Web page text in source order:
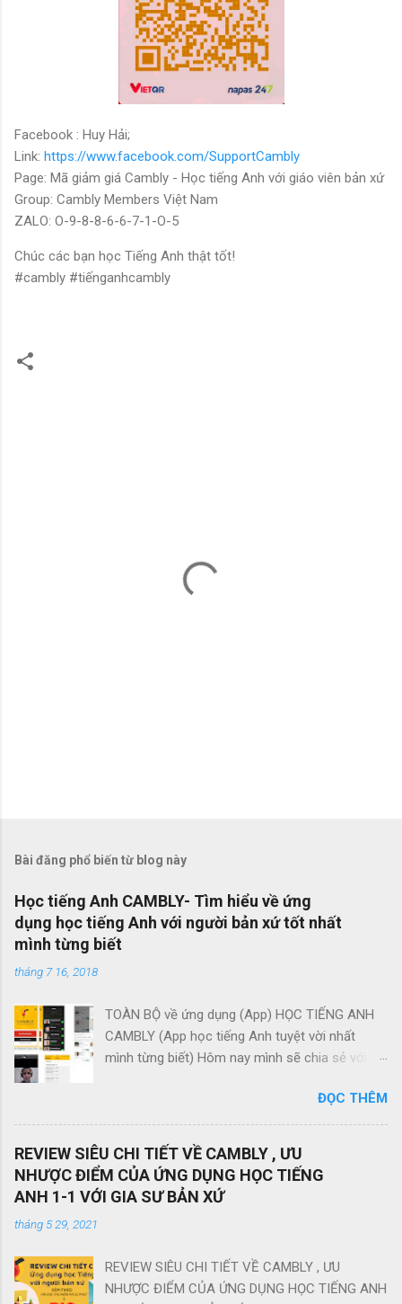
Facebook : Huy Hải;
Link: https://www.facebook.com/SupportCambly
Page: Mã giảm giá Cambly - Học tiếng Anh với giáo viên bản xứ
Group: Cambly Members Việt Nam
ZALO: O-9-8-8-6-6-7-1-O-5
Chúc các bạn học Tiếng Anh thật tốt!
#cambly #tiếnganhcambly
Bài đăng phổ biến từ blog này
Học tiếng Anh CAMBLY- Tìm hiểu về ứng
dụng học tiếng Anh với người bản xứ tốt nhất
mình từng biết
tháng 7 16, 2018
TOÀN BỘ về ứng dụng (App) HỌC TIẾNG ANH
CAMBLY (App học tiếng Anh tuyệt vời nhất
mình từng biết) Hôm nay mình sẽ chia sẻ với
điểm vượt trội của nó so với các app học tiếng
Anh online khác Thứ nhất, CAMBLY là gì? Nó là
app học tiếng Anh dùng cho cả máy tính lẫn
điện thoại (iOS, Android) bạn có thể dễ dàng
học bất cứ đâu, bất cứ lúc nào, chỉ cần có một
chiếc điện thoại hoặc máy tính có internet, thế
cả ( Cách đăng ký và mã giới thiệu để được
dùng thử 20 phút ở cuối bài nhé) Nếu các bạn
ĐỌC THÊM
REVIEW SIÊU CHI TIẾT VỀ CAMBLY , ƯU
NHƯỢC ĐIỂM CỦA ỨNG DỤNG HỌC TIẾNG
ANH 1-1 VỚI GIA SƯ BẢN XỨ
tháng 5 29, 2021
REVIEW SIÊU CHI TIẾT VỀ CAMBLY , ƯU
NHƯỢC ĐIỂM CỦA ỨNG DỤNG HỌC TIẾNG ANH